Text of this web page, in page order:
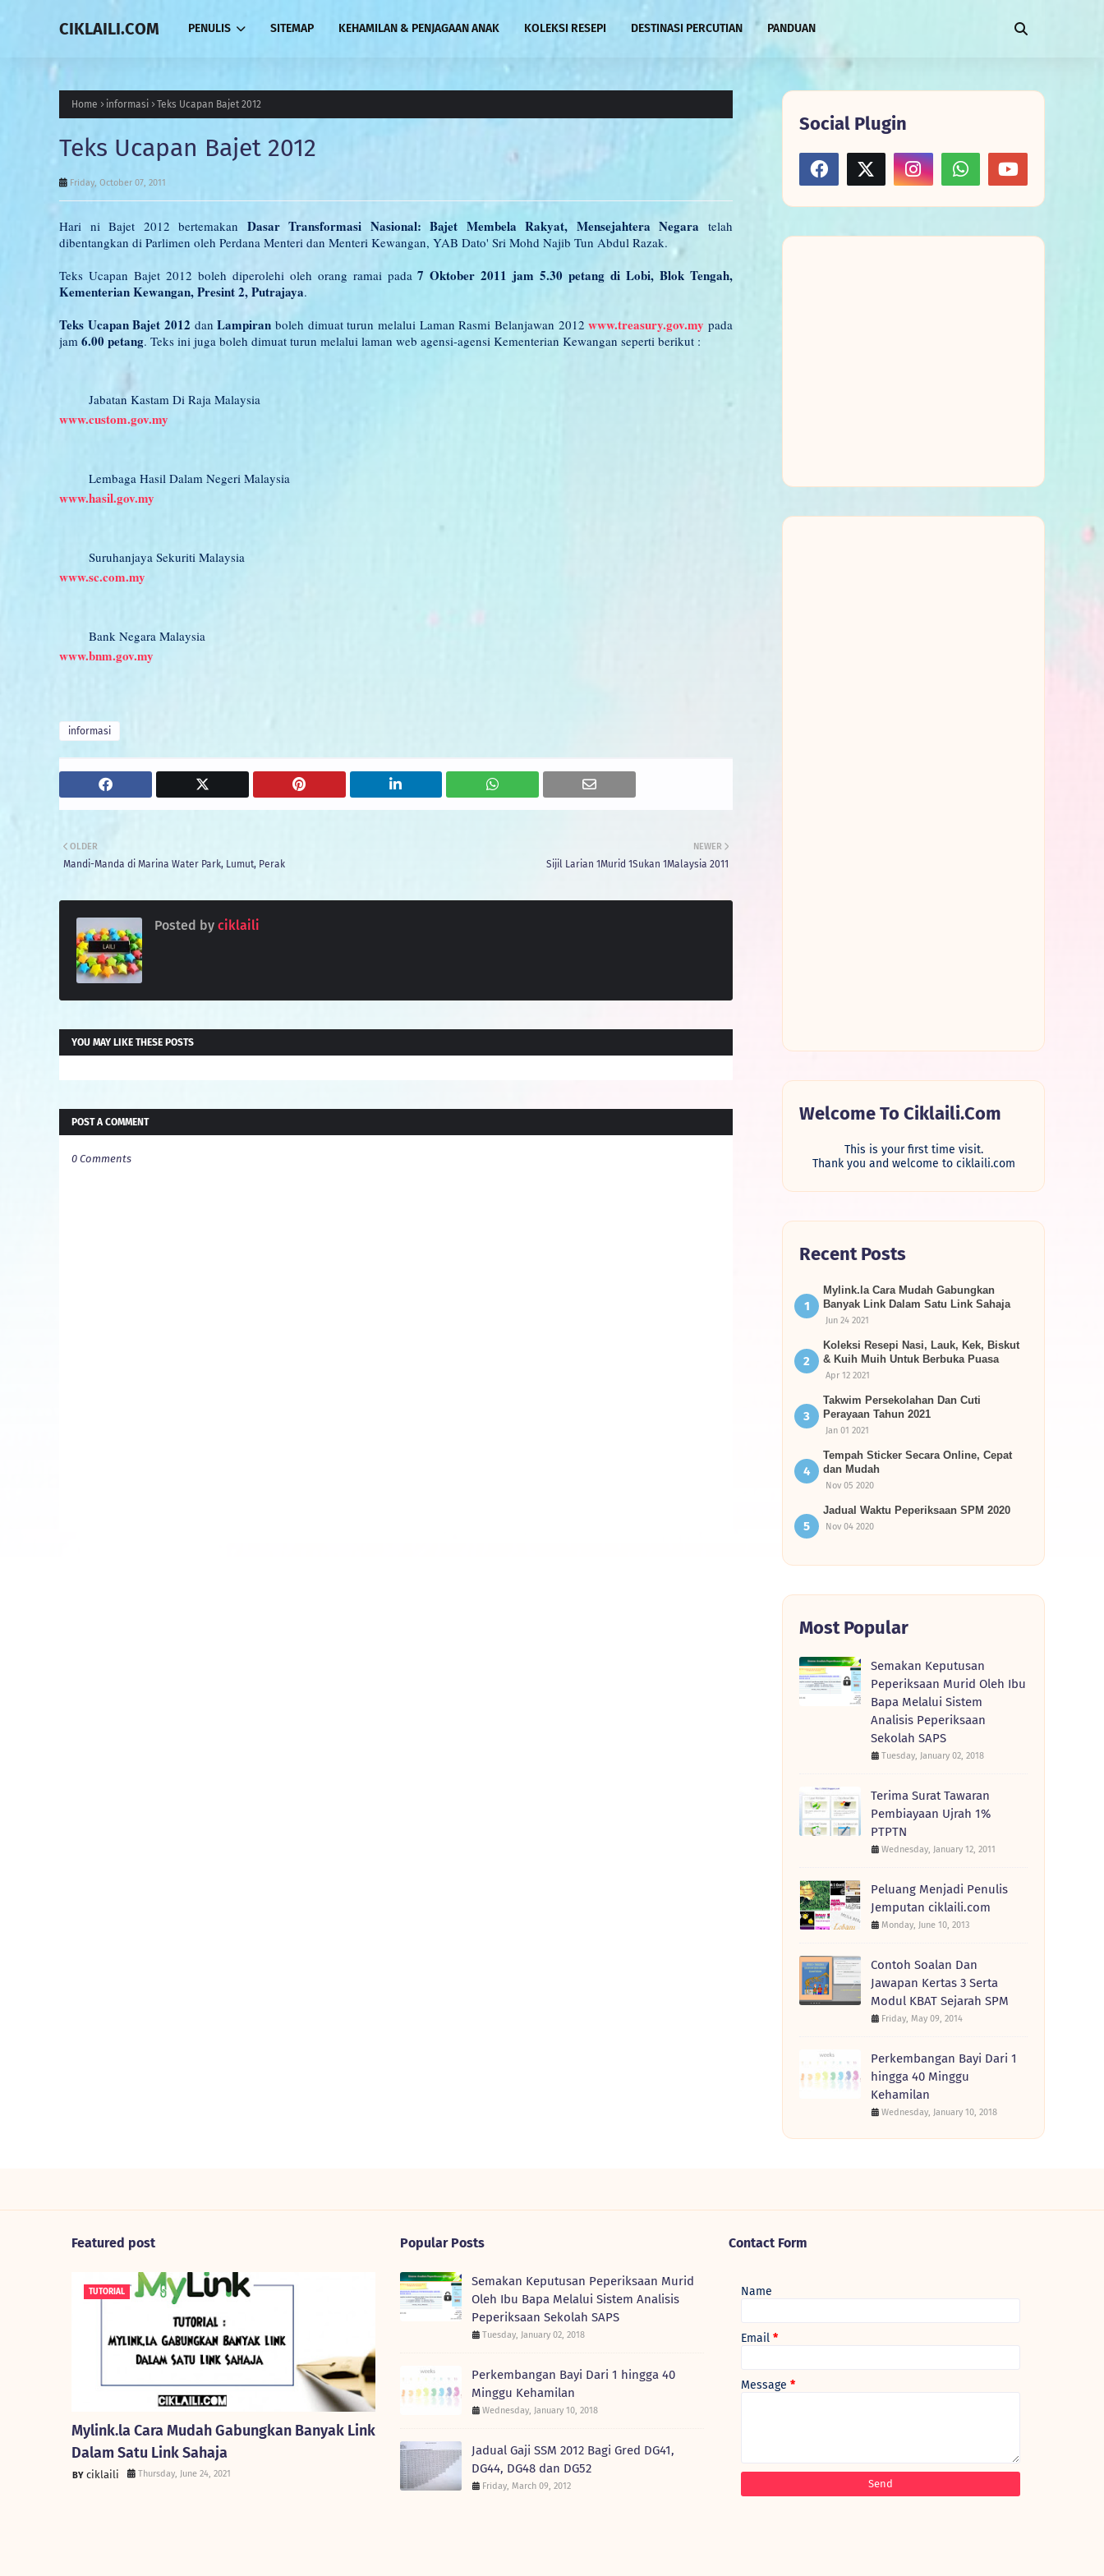
CIKLAILI.COM PENULIS SITEMAP KEHAMILAN & PENJAGAAN ANAK KOLEKSI RESEPI DESTINASI PERCUTIAN PANDUAN
Home informasi Teks Ucapan Bajet 2012
Teks Ucapan Bajet 2012
Friday, October 07, 2011
Hari ni Bajet 2012 bertemakan Dasar Transformasi Nasional: Bajet Membela Rakyat, Mensejahtera Negara telah
dibentangkan di Parlimen oleh Perdana Menteri dan Menteri Kewangan, YAB Dato' Sri Mohd Najib Tun Abdul Razak.
Teks Ucapan Bajet 2012 boleh diperolehi oleh orang ramai pada7 Oktober 2011 jam 5.30 petang di Lobi, Blok Tengah,
Kementerian Kewangan, Presint 2, Putrajaya.
Teks Ucapan Bajet 2012 danLampiranboleh dimuat turun melalui Laman Rasmi Belanjawan 2012www.treasury.gov.my pada
jam 6.00 petang. Teks ini juga boleh dimuat turun melalui laman web agensi-agensi Kementerian Kewangan seperti berikut :
Jabatan Kastam Di Raja Malaysia
www.custom.gov.my
Lembaga Hasil Dalam Negeri Malaysia
www.hasil.gov.my
Suruhanjaya Sekuriti Malaysia
www.sc.com.my
Bank Negara Malaysia
www.bnm.gov.my
informasi
NEWER
Sijil Larian 1Murid 1Sukan 1Malaysia 2011
OLDER
Mandi-Manda di Marina Water Park, Lumut, Perak
Posted by ciklaili
YOU MAY LIKE THESE POSTS
POST A COMMENT
0 Comments
Social Plugin
Welcome To Ciklaili.com
This is your first time visit.
Thank you and welcome to ciklaili.com
Recent Posts
Mylink.la Cara Mudah Gabungkan
Banyak Link Dalam Satu Link Sahaja
Jun 24 2021
Koleksi Resepi Nasi, Lauk, Kek, Biskut
& Kuih Muih Untuk Berbuka Puasa
Apr 12 2021
Takwim Persekolahan Dan Cuti
Perayaan Tahun 2021
Jan 01 2021
Tempah Sticker Secara Online, Cepat
dan Mudah
Nov 05 2020
Jadual Waktu Peperiksaan SPM 2020
Nov 04 2020
Most Popular
Semakan Keputusan
Peperiksaan Murid Oleh Ibu
Bapa Melalui Sistem
Analisis Peperiksaan
Sekolah SAPS
Tuesday, January 02, 2018
Terima Surat Tawaran
Pembiayaan Ujrah 1%
PTPTN
Wednesday, January 12, 2011
Peluang Menjadi Penulis
Jemputan ciklaili.com
Monday, June 10, 2013
Contoh Soalan Dan
Jawapan Kertas 3 Serta
Modul KBAT Sejarah SPM
Friday, May 09, 2014
Perkembangan Bayi Dari 1
hingga 40 Minggu
Kehamilan
Wednesday, January 10, 2018
Featured post
TUTORIAL
Mylink.la Cara Mudah Gabungkan Banyak Link
Dalam Satu Link Sahaja
ciklaili Thursday, June 24, 2021
Popular Posts
Semakan Keputusan Peperiksaan Murid
Oleh Ibu Bapa Melalui Sistem Analisis
Peperiksaan Sekolah SAPS
Tuesday, January 02, 2018
Perkembangan Bayi Dari 1 hingga 40
Minggu Kehamilan
Wednesday, January 10, 2018
Jadual Gaji SSM 2012 Bagi Gred DG41,
DG44, DG48 dan DG52
Friday, March 09, 2012
Contact Form
Name
Email *
Message *